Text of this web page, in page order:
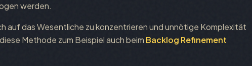
werden.
auf das Wesentliche zu konzentrieren und unnötige Komplexität
Methode zum Beispiel auch beim Backlog Refinement